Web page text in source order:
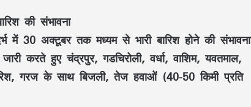
की संभावना
में 30 अक्टूबर तक मध्यम से भारी बारिश होने की संभावना
करते हुए चंद्रपुर, गडचिरोली, वर्धा, वाशिम, यवतमाल,
गरज के साथ बिजली, तेज हवाओं (40-50 किमी प्रति